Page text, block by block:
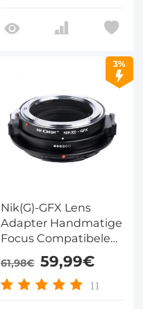
3%
Nik(G)-GFX Lens
Adapter Handmatige
Focus Compatibele
Nik(G) Lenzen voor
Fuji GFX Camera
Lichaam
61,98€ 59,99€
11